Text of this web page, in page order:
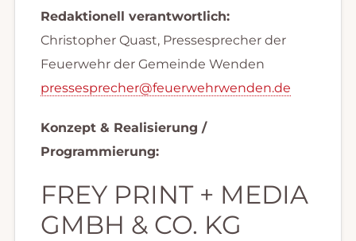
Redaktionell verantwortlich:
Christopher Quast, Pressesprecher der
Feuerwehr der Gemeinde Wenden
pressesprecher@feuerwehrwenden.de
Konzept & Realisierung /
Programmierung:
FREY PRINT + MEDIA
GMBH & CO. KG